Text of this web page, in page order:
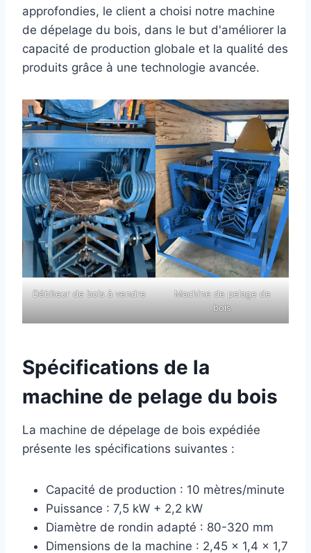
approfondies, le client a choisi notre machine
de dépelage du bois, dans le but d'améliorer la
capacité de production globale et la qualité des
produits grâce à une technologie avancée.
Débiteur de bois à vendre
Machine de pelage de
bois
Spécifications de la
machine de pelage du bois
La machine de dépelage de bois expédiée
présente les spécifications suivantes :
Capacité de production : 10 mètres/minute
Puissance : 7,5 kW + 2,2 kW
Diamètre de rondin adapté : 80-320 mm
Dimensions de la machine : 2,45 x 1,4 x 1,7